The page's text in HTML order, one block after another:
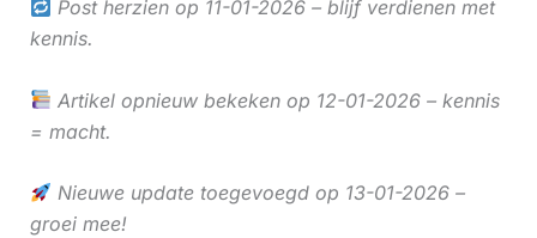
Post herzien op 11-01-2026 – blijf verdienen met
kennis.
Artikel opnieuw bekeken op 12-01-2026 – kennis
= macht.
Nieuwe update toegevoegd op 13-01-2026 –
groei mee!